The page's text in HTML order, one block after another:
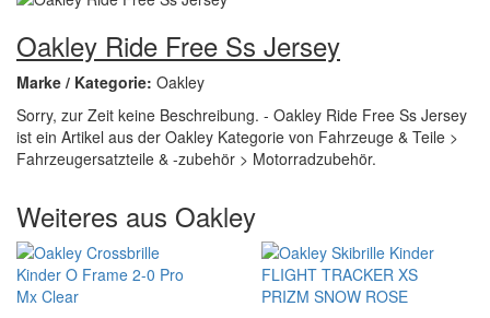
Oakley Ride Free Ss Jersey
Marke / Kategorie: Oakley
Sorry, zur Zeit keine Beschreibung. - Oakley Ride Free Ss Jersey
ist ein Artikel aus der Oakley Kategorie von Fahrzeuge & Teile >
Fahrzeugersatzteile & -zubehör > Motorradzubehör.
Weiteres aus Oakley